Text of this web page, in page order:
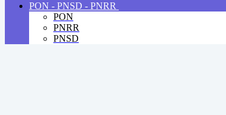
PON - PNSD - PNRR
PON
PNRR
PNSD